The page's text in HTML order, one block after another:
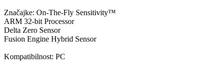
Značajke: On-The-Fly Sensitivity™
ARM 32-bit Processor
Delta Zero Sensor
Fusion Engine Hybrid Sensor
Kompatibilnost: PC